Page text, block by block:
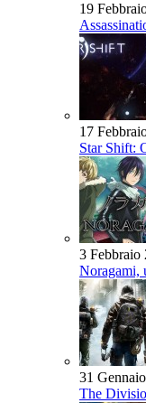
19
17
Star Shift:
3 Febbraio
Noragami,
31
The